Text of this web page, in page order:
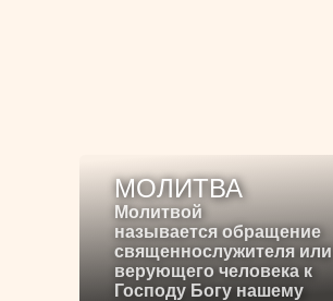
МОЛИТВА
Молитвой
называется обращение
священнослужителя или
верующего человека к
Господу Богу нашему